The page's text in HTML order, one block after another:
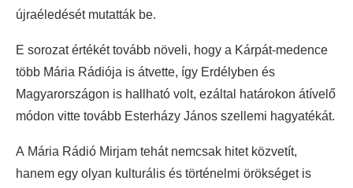
újraéledését mutatták be.
E sorozat értékét tovább növeli, hogy a Kárpát-medence
több Mária Rádiója is átvette, így Erdélyben és
Magyarországon is hallható volt, ezáltal határokon átívelő
módon vitte tovább Esterházy János szellemi hagyatékát.
A Mária Rádió Mirjam tehát nemcsak hitet közvetít,
hanem egy olyan kulturális és történelmi örökséget is